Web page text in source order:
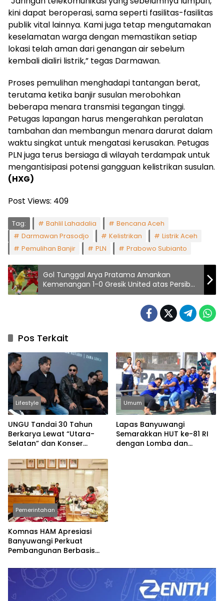
kini dapat beroperasi, sama seperti fasilitas-fasilitas
publik vital lainnya. Kami juga tetap mengutamakan
keselamatan warga dengan memastikan setiap
lokasi telah aman dari genangan air sebelum
kembali dialiri listrik,” tegas Darmawan.
Proses pemulihan menghadapi tantangan berat,
terutama ketika banjir susulan merobohkan
beberapa menara transmisi tegangan tinggi.
Petugas lapangan harus mengerahkan peralatan
tambahan dan membangun menara darurat dalam
waktu singkat untuk mengatasi kerusakan. Petugas
PLN juga terus bersiaga di wilayah terdampak untuk
mengantisipasi potensi gangguan kelistrikan susulan.
(HXG)
Post Views: 409
Tag: Bahlil Lahadalia
Bencana Aceh
Darmawan Prasodjo
Kelistrikan
Listrik Aceh
Pemulihan Banjir
PLN Prabowo Subianto
Gol Tunggal Arya Pratama Amankan
Kemenangan 1-0 Gresik United atas Persiba
Bantul
Pos Terkait
Lifestyle
UNGU Tandai 30 Tahun
Berkarya Lewat “Utara-
Selatan” dan Konser
Umum
Lapas Banyuwangi
Semarakkan HUT ke-81 RI
dengan Lomba dan
Pemerintahan
Komnas HAM Apresiasi
Banyuwangi Perkuat
Pembangunan Berbasis